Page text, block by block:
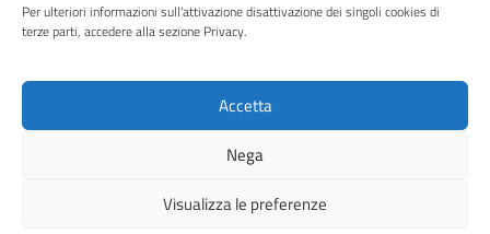
Per ulteriori informazioni sull'attivazione disattivazione dei singoli cookies di
terze parti, accedere alla sezione Privacy.
Accetta
Nega
Visualizza le preferenze
Instagram